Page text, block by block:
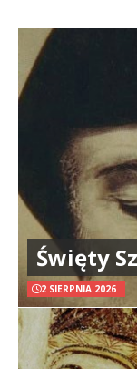
Święty
2 SIERPNIA 2026